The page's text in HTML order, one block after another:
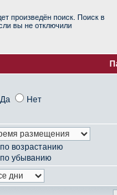
произведён поиск. Поиск в
вы не отключили
Да Нет
по возрастанию
по убыванию